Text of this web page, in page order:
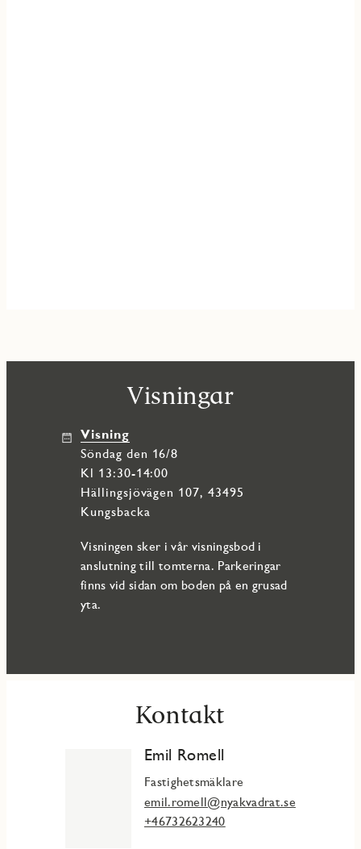
Visningar
Visning
söndag den 16/8
Kl 13:30-14:00
Hällingsjövägen 107, 43495
Kungsbacka
Visningen sker i vår visningsbod i
anslutning till tomterna. Parkeringar
finns vid sidan om boden på en grusad
yta.
Kontakt
Emil Romell
Fastighetsmäklare
emil.romell@nyakvadrat.se
+46732623240